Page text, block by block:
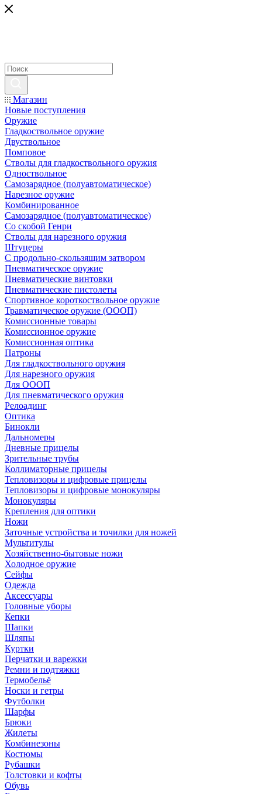
Магазин
Новые поступления
Оружие
Гладкоствольное оружие
Двуствольное
Помповое
Стволы для гладкоствольного оружия
Одноствольное
Самозарядное (полуавтоматическое)
Нарезное оружие
Комбинированное
Самозарядное (полуавтоматическое)
Со скобой Генри
Стволы для нарезного оружия
Штуцеры
С продольно-скользящим затвором
Пневматическое оружие
Пневматические винтовки
Пневматические пистолеты
Спортивное короткоствольное оружие
Травматическое оружие (ОООП)
Комиссионные товары
Комиссионное оружие
Комиссионная оптика
Патроны
Для гладкоствольного оружия
Для нарезного оружия
Для ОООП
Для пневматического оружия
Релоадинг
Оптика
Бинокли
Дальномеры
Дневные прицелы
Зрительные трубы
Коллиматорные прицелы
Тепловизоры и цифровые прицелы
Тепловизоры и цифровые монокуляры
Монокуляры
Крепления для оптики
Ножи
Заточные устройства и точилки для ножей
Мультитулы
Хозяйственно-бытовые ножи
Холодное оружие
Сейфы
Одежда
Аксессуары
Головные уборы
Кепки
Шапки
Шляпы
Куртки
Перчатки и варежки
Ремни и подтяжки
Термобельё
Носки и гетры
Футболки
Шарфы
Брюки
Жилеты
Комбинезоны
Костюмы
Рубашки
Толстовки и кофты
Обувь